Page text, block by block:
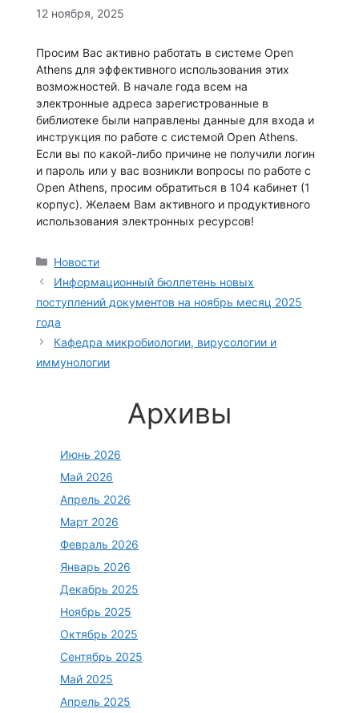
12 ноября, 2025
Просим Вас активно работать в системе Open
Athens для эффективного использования этих
возможностей. В начале года всем на
электронные адреса зарегистрованные в
библиотеке были направлены данные для входа и
инструкция по работе с системой Open Athens.
Если вы по какой-либо причине не получили логин
и пароль или у вас возникли вопросы по работе с
Open Athens, просим обратиться в 104 кабинет (1
корпус). Желаем Вам активного и продуктивного
использования электронных ресурсов!
Рубрики
Новости
Информационный бюллетень новых
поступлений документов на ноябрь месяц 2025
года
Кафедра микробиологии, вирусологии и
иммунологии
Архивы
Июнь 2026
Май 2026
Апрель 2026
Март 2026
Февраль 2026
Январь 2026
Декабрь 2025
Ноябрь 2025
Октябрь 2025
Сентябрь 2025
Май 2025
Апрель 2025